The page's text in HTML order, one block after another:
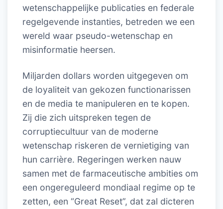
wetenschappelijke publicaties en federale
regelgevende instanties, betreden we een
wereld waar pseudo-wetenschap en
misinformatie heersen.
Miljarden dollars worden uitgegeven om
de loyaliteit van gekozen functionarissen
en de media te manipuleren en te kopen.
Zij die zich uitspreken tegen de
corruptiecultuur van de moderne
wetenschap riskeren de vernietiging van
hun carrière. Regeringen werken nauw
samen met de farmaceutische ambities om
een ongereguleerd mondiaal regime op te
zetten, een “Great Reset”, dat zal dicteren